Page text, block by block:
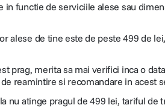
in functie de serviciile alese sau
alese de tine este de peste 499 de
prag, merita sa mai verifici inca o
reamintire si recomandare in acest
nu atinge pragul de 499 lei, tariful